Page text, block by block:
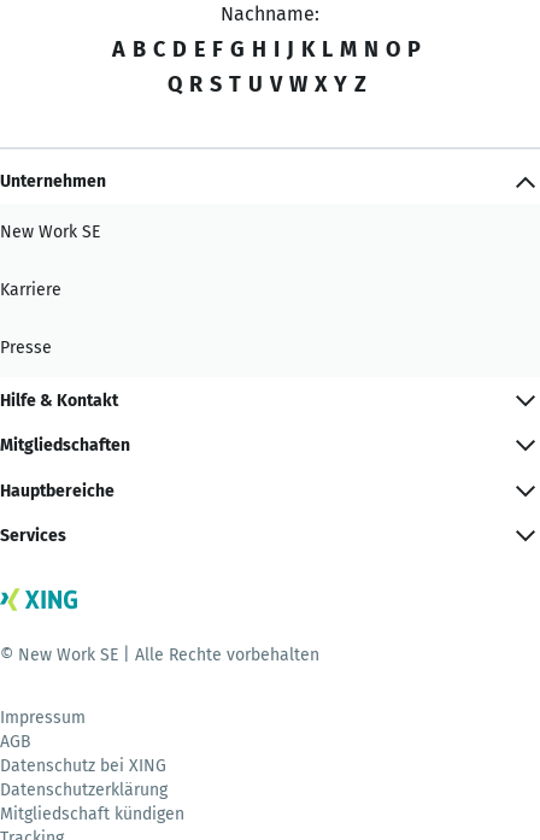
Nachname:
A B C D E F G H I J K L M N O P
Q R S T U V W X Y Z
Unternehmen
New Work SE
Karriere
Presse
Hilfe & Kontakt
Mitgliedschaften
Hauptbereiche
Services
© New Work SE | Alle Rechte vorbehalten
Impressum
AGB
Datenschutz bei XING
Datenschutzerklärung
Mitgliedschaft kündigen